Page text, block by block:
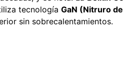
tecnología GaN (Nitruro
sin sobrecalentamientos.